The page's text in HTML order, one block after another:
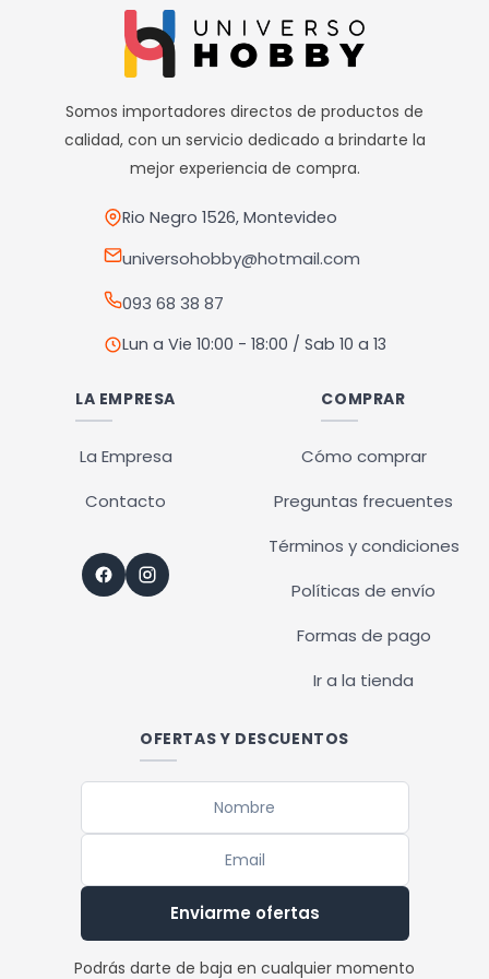
Somos importadores directos de productos de
calidad, con un servicio dedicado a brindarte la
mejor experiencia de compra.
Rio Negro 1526, Montevideo
universohobby@hotmail.com
093 68 38 87
Lun a Vie 10:00 - 18:00 / Sab 10 a 13
LA EMPRESA
La Empresa
Contacto
COMPRAR
Cómo comprar
Preguntas frecuentes
Términos y condiciones
Políticas de envío
Formas de pago
Ir a la tienda
OFERTAS Y DESCUENTOS
Enviarme ofertas
Podrás darte de baja en cualquier momento